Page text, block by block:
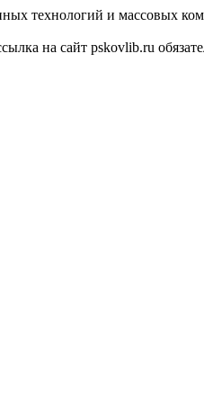
технологий и массовых
на сайт pskovlib.ru